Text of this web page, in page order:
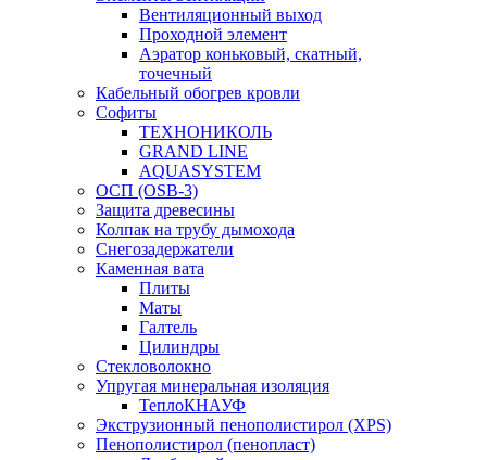
Вентиляционный выход
Проходной элемент
Аэратор коньковый, скатный,
точечный
Кабельный обогрев кровли
Софиты
ТЕХНОНИКОЛЬ
GRAND LINE
AQUASYSTEM
ОСП (OSB-3)
Защита древесины
Колпак на трубу дымохода
Снегозадержатели
Каменная вата
Плиты
Маты
Галтель
Цилиндры
Стекловолокно
Упругая минеральная изоляция
ТеплоКНАУФ
Экструзионный пенополистирол (XPS)
Пенополистирол (пенопласт)